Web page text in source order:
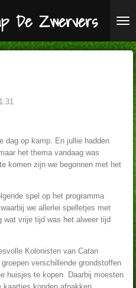
De Zwervers
dag op kamp. En jullie hadden
het thema vandaag was
komen zijn we begonnen met het
spel op het programma
we allerlei spelletjes met
wat vrije tijd was het alweer tijd
Kolonisten van Catan
verschillende grondstoffen
huisjes te kopen. Daarbij moesten